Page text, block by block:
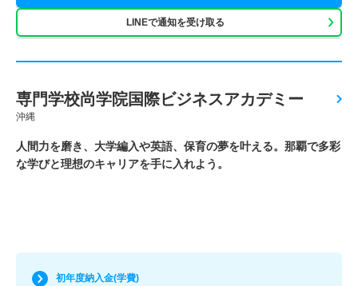
LINEで通知を受け取る
専門学校尚学院国際ビジネスアカデミー
沖縄
人間力を磨き、大学編入や英語、保育の夢を叶える。那覇で多彩
な学びと理想のキャリアを手に入れよう。
初年度納入金(学費)